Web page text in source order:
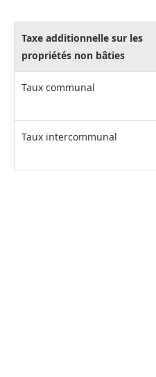
Taxe additionnelle sur les
propriétés non bâties
Taux communal
Taux intercommunal